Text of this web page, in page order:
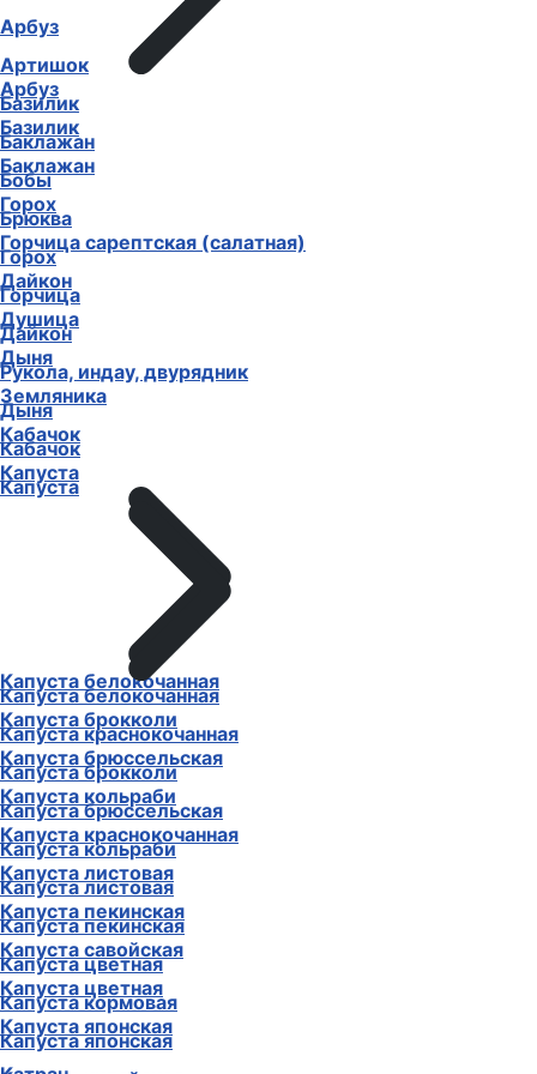
Арбуз
Базилик
Баклажан
Горох
Горчица сарептская (салатная)
Дайкон
Душица
Дыня
Земляника
Кабачок
Капуста
Капуста белокочанная
Капуста брокколи
Капуста брюссельская
Капуста кольраби
Капуста краснокочанная
Капуста листовая
Капуста пекинская
Капуста савойская
Капуста цветная
Капуста японская
Арбуз
Артишок
Базилик
Баклажан
Бобы
Брюква
Горох
Горчица
Дайкон
Рукола, индау, двурядник
Дыня
Кабачок
Капуста
Капуста белокочанная
Капуста краснокочанная
Капуста брокколи
Капуста брюссельская
Капуста кольраби
Капуста листовая
Капуста пекинская
Капуста цветная
Капуста кормовая
Капуста японская